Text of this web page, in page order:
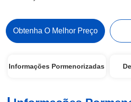
Obtenha O Melhor Preço
Informações Pormenorizadas